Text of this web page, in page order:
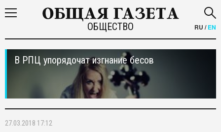
ОБЩЕСТВО RU /EN
В РПЦ упорядочат изгнание бесов
27.03.2018 17:12